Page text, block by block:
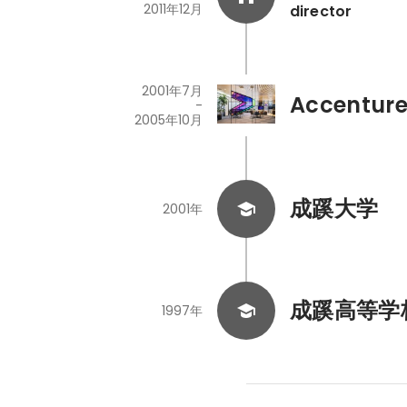
director
2011年12月
Accenture
2001年7月
-
2005年10月
成蹊大学
2001年
成蹊高等学
1997年